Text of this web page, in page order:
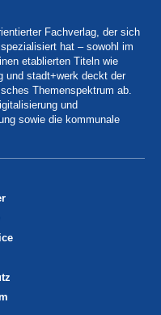
Fachverlag, der sich
hat – sowohl im
etablierten Titeln wie
und stadt+werk deckt der
Themenspektrum ab.
und
sowie die kommunale